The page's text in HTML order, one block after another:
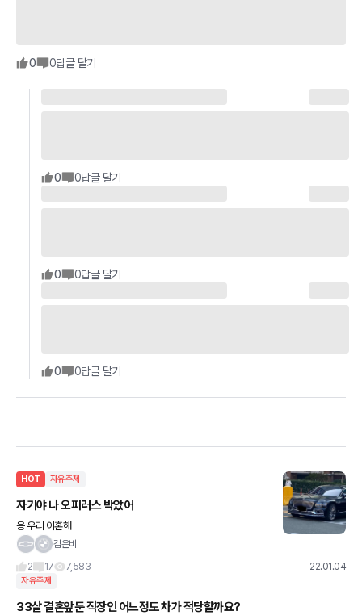
0 0답글 달기
0 0답글 달기
0 0답글 달기
0 0답글 달기
HOT 자유주제
자기야 나 오피러스 박았어
응 우리 이혼해
검은비
2
17 7,583 22.01.04
자유주제
33살 결혼앞둔 직장인 어느정도 차가 적당할까요?